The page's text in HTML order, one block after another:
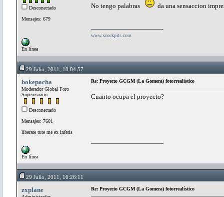
Desconectado
Mensajes: 679
En línea
No tengo palabras da una sensaccion
www.xcockpits.com
29 Julio, 2011, 10:04:57
bokepacha
Moderador Global Foro
Superusuario
Desconectado
Mensajes: 7601
liberate tute me ex inferis
En línea
Re: Proyecto GCGM (La Gomera) fotorrealístico
Cuanto ocupa el proyecto?
29 Julio, 2011, 16:26:11
zxplane Re: Proyecto GCGM (La Gomera) fotorrealístico